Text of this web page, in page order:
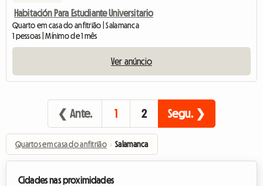
Habitación Para Estudiante Universitario
Quarto em casa do anfitrião | Salamanca
1 pessoas | Mínimo de 1 mês
Ver anúncio
❮ Ante. 1 2 Segu. ❯
Quartos em casa do anfitrião › Salamanca
Cidades nas proximidades